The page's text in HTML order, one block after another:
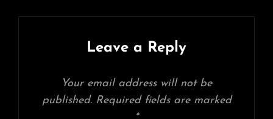
Leave a Reply
Your email address will not be
published. Required fields are marked